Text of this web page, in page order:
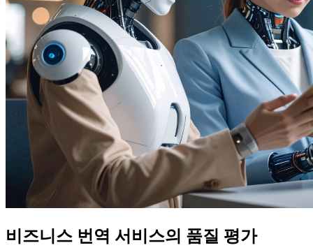
비즈니스 번역 서비스의 품질 평가